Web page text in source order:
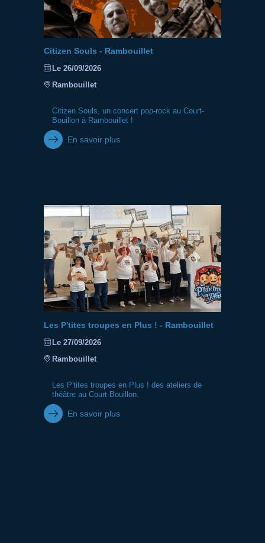
Citizen Souls - Rambouillet
Le 26/09/2026
Rambouillet
Citizen Souls, un concert pop-rock au Court-
Bouillon à Rambouillet !
En savoir plus
Les P'tites troupes en Plus ! - Rambouillet
Le 27/09/2026
Rambouillet
Les P'tites troupes en Plus ! des ateliers de
théâtre au Court-Bouillon.
En savoir plus